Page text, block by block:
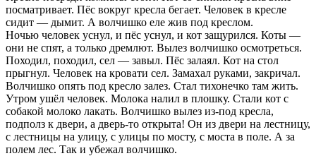
посматривает. Пёс вокруг кресла бегает. Человек в кресле
сидит — дымит. А волчишко еле жив под креслом.
Ночью человек уснул, и пёс уснул, и кот защурился. Коты —
они не спят, а только дремлют. Вылез волчишко осмотреться.
Походил, походил, сел — завыл. Пёс залаял. Кот на стол
прыгнул. Человек на кровати сел. Замахал руками, закричал.
Волчишко опять под кресло залез. Стал тихонечко там жить.
Утром ушёл человек. Молока налил в плошку. Стали кот с
собакой молоко лакать. Волчишко вылез из-под кресла,
подполз к двери, а дверь-то открыта! Он из двери на лестницу,
с лестницы на улицу, с улицы по мосту, с моста в поле. А за
полем лес. Так и убежал волчишко.